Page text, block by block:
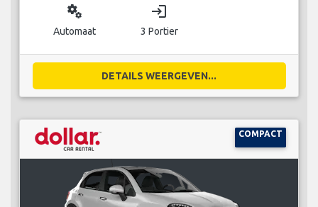
miscellaneous_services
Automaat
login
3 Portier
DETAILS WEERGEVEN...
COMPACT